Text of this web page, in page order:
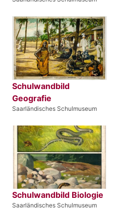
Schulwandbild
Geografie
Saarländisches Schulmuseum
Schulwandbild Biologie
Saarländisches Schulmuseum